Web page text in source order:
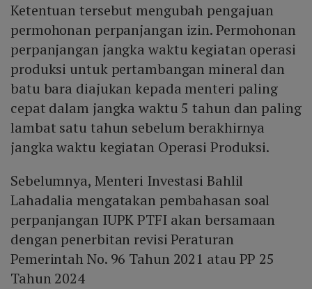
Ketentuan tersebut mengubah pengajuan
permohonan perpanjangan izin. Permohonan
perpanjangan jangka waktu kegiatan operasi
produksi untuk pertambangan mineral dan
batu bara diajukan kepada menteri paling
cepat dalam jangka waktu 5 tahun dan paling
lambat satu tahun sebelum berakhirnya
jangka waktu kegiatan Operasi Produksi.
Sebelumnya, Menteri Investasi Bahlil
Lahadalia mengatakan pembahasan soal
perpanjangan IUPK PTFI akan bersamaan
dengan penerbitan revisi Peraturan
Pemerintah No. 96 Tahun 2021 atau PP 25
Tahun 2024